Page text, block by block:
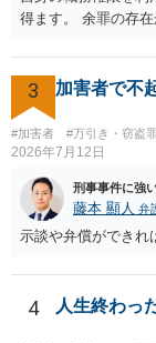
得ます。 余罪の存
ると思われます。
害者の経済的損害
を有しないことも、
利な点です。 その
で、私見ですが、執
われます。 上記、
3 加害者で不
#加害者 #万引き・窃盗罪
2026年7月12日
刑事事件に強
藤本 顯人 弁
示談や弁償ができれ
4 人生終わっ